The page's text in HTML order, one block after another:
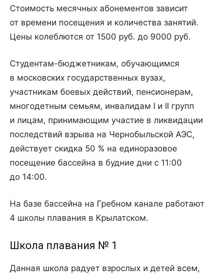
Стоимость месячных абонементов зависит
от времени посещения и количества занятий.
Цены колеблются от 1500 руб. до 9000 руб.
Студентам-бюджетникам, обучающимся
в московских государственных вузах,
участникам боевых действий, пенсионерам,
многодетным семьям, инвалидам I и II групп
и лицам, принимающим участие в ликвидации
последствий взрыва на Чернобыльской АЭС,
действует скидка 50 % на единоразовое
посещение бассейна в будние дни с 11:00
до 14:00.
На базе бассейна на Гребном канале работают
4 школы плавания в Крылатском.
Школа плавания № 1
Данная школа радует взрослых и детей всем,